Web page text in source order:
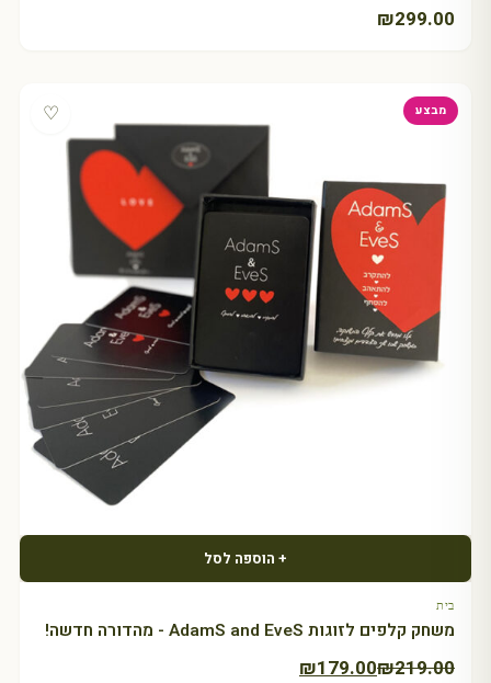
₪299.00
מבצע ♡
+ הוספה לסל
בית
משחק קלפים לזוגות AdamS and EveS - מהדורה חדשה!
₪219.00
המחיר
₪179.00
המחיר